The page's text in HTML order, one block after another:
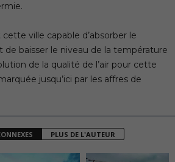
ville capable d’absorber le
de baisser le niveau de la température
de la qualité de l’air pour cette
jusqu’ici par les affres de
PLUS DE L'AUTEUR